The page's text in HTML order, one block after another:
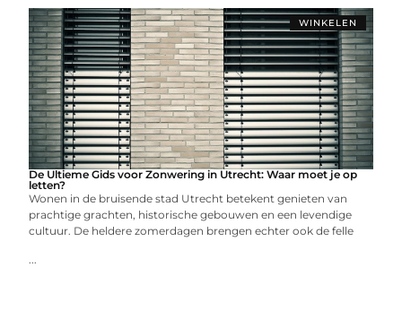
WINKELEN
De Ultieme Gids voor Zonwering in Utrecht: Waar moet je op
letten?
Wonen in de bruisende stad Utrecht betekent genieten van
prachtige grachten, historische gebouwen en een levendige
cultuur. De heldere zomerdagen brengen echter ook de felle
...